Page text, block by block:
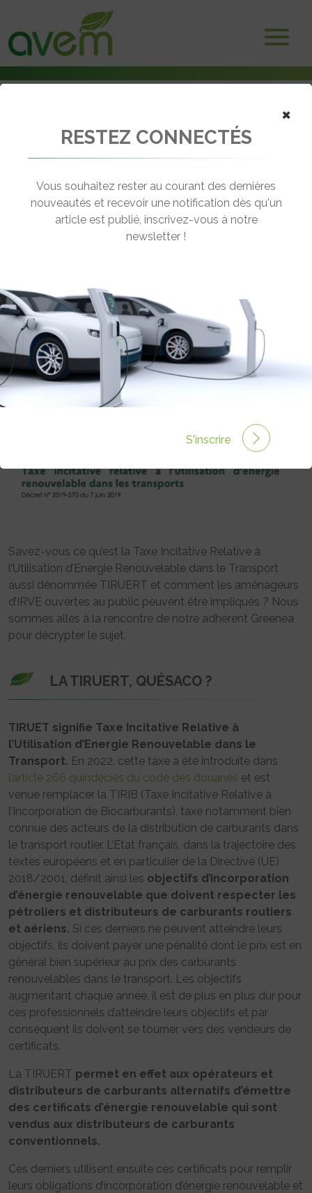
Les aménageurs d’IRVE et le mécanisme TIRUERT
← Revenir aux actualités
MÉCANISME TIRUERT
Rédigé par Sandrine Henry le 07 Mar 2023 à 14:00
commentaires
Savez-vous ce qu’est la Taxe Incitative Relative à
l’Utilisation d’Energie Renouvelable dans le Transport
aussi dénommée TIRUERT et comment les aménageurs
d’IRVE ouvertes au public peuvent être impliqués ? Nous
sommes allés à la rencontre de notre adhérent Greenea
pour décrypter le sujet.
LA TIRUERT, QUÉSACO ?
TIRUET signifie Taxe Incitative Relative à
l’Utilisation d’Energie Renouvelable dans le
Transport. En 2022, cette taxe a été introduite dans
l’article 266 quindecies du code des douanes et est
venue remplacer la TIRIB (Taxe Incitative Relative à
l’Incorporation de Biocarburants), taxe notamment bien
connue des acteurs de la distribution de carburants dans
le transport routier. L’État français, dans la trajectoire des
textes européens et en particulier de la Directive (UE)
2018/2001, définit ainsi les objectifs d’incorporation
d’énergie renouvelable que doivent respecter les
pétroliers et distributeurs de carburants routiers
et aériens. Si ces derniers ne peuvent atteindre leurs
objectifs, ils doivent payer une pénalité dont le prix est en
général bien supérieur au prix des carburants
renouvelables dans le transport. Les objectifs
augmentant chaque année, il est de plus en plus dur pour
ces professionnels d’atteindre leurs objectifs et par
conséquent ils doivent se tourner vers des vendeurs de
certificats.
La TIRUERT permet en effet aux opérateurs et
distributeurs de carburants alternatifs d’émettre
des certificats d’énergie renouvelable qui sont
vendus aux distributeurs de carburants
conventionnels.
Ces derniers utilisent ensuite ces certificats pour remplir
leurs obligations d’incorporation d’énergie renouvelable et
×
RESTEZ CONNECTÉS
Vous souhaitez rester au courant des dernières
nouveautés et recevoir une notification dès qu'un
article est publié, inscrivez-vous à notre
newsletter !
S'inscrire